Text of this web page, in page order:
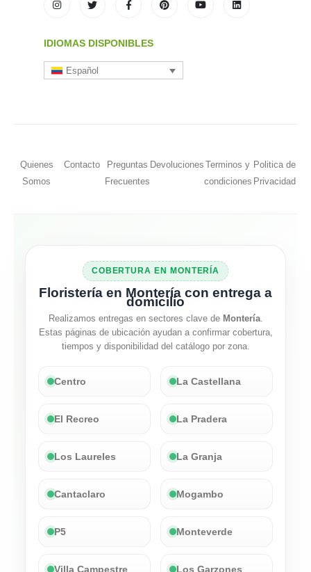
IDIOMAS DISPONIBLES
Español
Quienes
Somos
Contacto
Preguntas
Frecuentes
Devoluciones Terminos y
condiciones
Politica de
Privacidad
COBERTURA EN MONTERÍA
Floristería en Montería con entrega a
domicilio
Realizamos entregas en sectores clave de Montería.
Estas páginas de ubicación ayudan a confirmar cobertura,
tiempos y disponibilidad del catálogo por zona.
Centro La Castellana
El Recreo La Pradera
Los Laureles La Granja
Cantaclaro Mogambo
P5 Monteverde
Villa Campestre Los Garzones